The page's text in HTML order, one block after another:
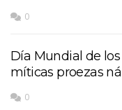
0
Día Mundial de
míticas proezas
0